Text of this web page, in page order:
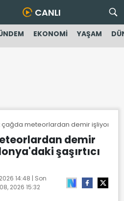
CANLI
EKONOMİ YAŞAM
çağda meteorlardan demir
demir
şaşırtıcı
14:48 | Son
2026 15:32